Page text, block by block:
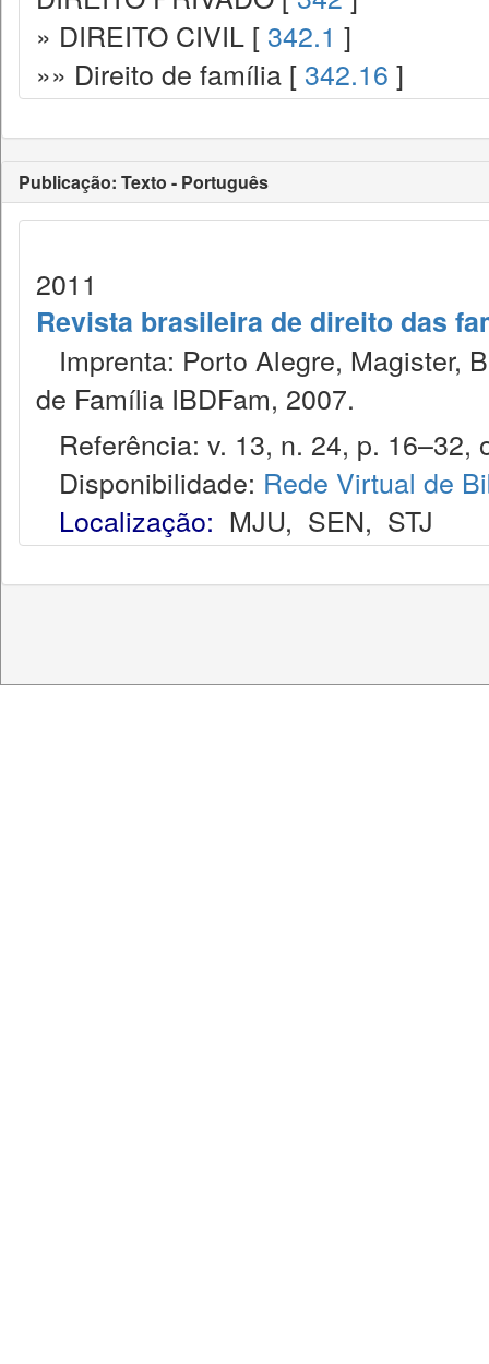
» DIREITO CIVIL [ 342.1 ]
»» Direito de família [ 342.16 ]
Publicação: Texto - Português
2011
Revista brasileira de direito das
Imprenta: Porto Alegre, Magister,
de Família IBDFam, 2007.
Referência: v. 13, n. 24, p. 16–32,
Disponibilidade: Rede Virtual de
Localização: MJU, SEN, STJ